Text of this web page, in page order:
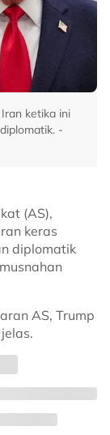
ketika ini
-
(AS),
keras
diplomatik
AS, Trump